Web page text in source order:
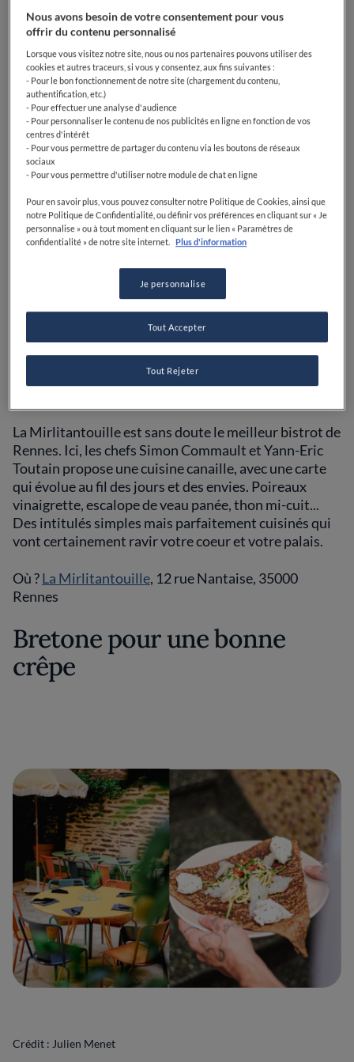
déjeuner de compét'
Gang Café est un coffee shop situé non loin de la place
de la République, en plein coeur de ville. S'il est
possible de s'y attabler au déjeuner ou au goûter, nous
vous recommandons d'y faire un tour de bon matin
pour bien démarrer la journée. Dès 8h, l'adresse
propose une belle brioche perdue, un porridge vegan
breakfast sandwich avec un pain muffin toasté, oeuf
sur le plat, chili jam, jambon artisanal et sauce
hollandaise.
, 8 rue de la Parcheminerie, 35000
La Mirlitantouille pour une
formule déjeuner imbattable
La Mirlitantouille est sans doute le meilleur bistrot de
Rennes. Ici, les chefs Simon Commault et Yann-Eric
Toutain propose une cuisine canaille, avec une carte
qui évolue au fil des jours et des envies. Poireaux
vinaigrette, escalope de veau panée, thon mi-cuit...
Des intitulés simples mais parfaitement cuisinés qui
vont certainement ravir votre coeur et votre palais.
Où ?La Mirlitantouille, 12 rue Nantaise, 35000
Rennes
Bretone pour une bonne
crêpe
Crédit : Julien Menet
Nous avons besoin de votre consentement pour vous
offrir du contenu personnalisé
Lorsque vous visitez notre site, nous ou nos partenaires pouvons utiliser des
cookies et autres traceurs, si vous y consentez, aux fins suivantes :
- Pour le bon fonctionnement de notre site (chargement du contenu,
authentification, etc.)
- Pour effectuer une analyse d'audience
- Pour personnaliser le contenu de nos publicités en ligne en fonction de vos
centres d'intérêt
- Pour vous permettre de partager du contenu via les boutons de réseaux
sociaux
- Pour vous permettre d'utiliser notre module de chat en ligne
Pour en savoir plus, vous pouvez consulter notre Politique de Cookies, ainsi que
notre Politique de Confidentialité, ou définir vos préférences en cliquant sur « Je
personnalise » ou à tout moment en cliquant sur le lien « Paramètres de
confidentialité » de notre site internet.
Plus d'information
Je personnalise
Tout Rejeter
Tout Accepter